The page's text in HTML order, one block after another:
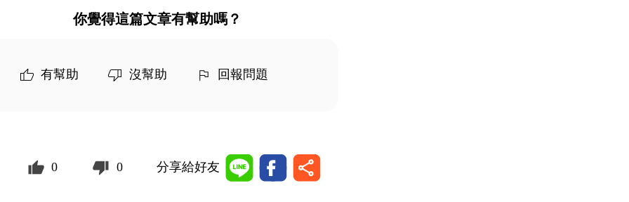
你覺得這篇文章有幫助嗎？
有幫助 沒幫助 回報問題
0 0 分享給好友